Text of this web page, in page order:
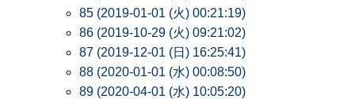
85 (2019-01-01 (火) 00:21:19)
86 (2019-10-29 (火) 09:21:02)
87 (2019-12-01 (日) 16:25:41)
88 (2020-01-01 (水) 00:08:50)
89 (2020-04-01 (水) 10:05:20)